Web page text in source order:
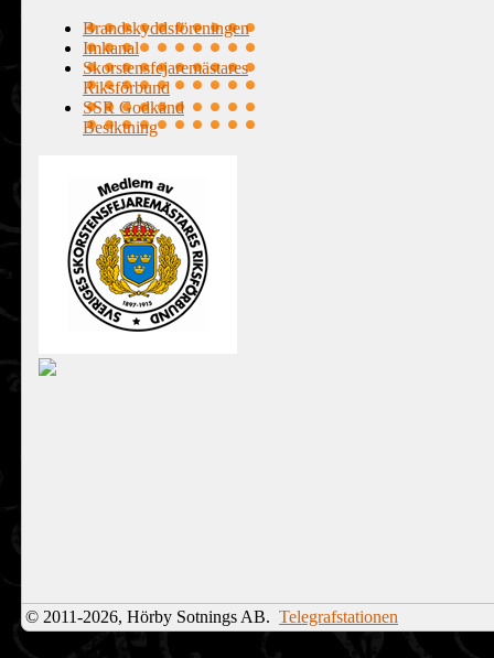
Brandskyddsföreningen
Imkanal
Skorstensfejaremästares
Riksförbund
SSR Godkänd
Besiktning
© 2011-2026, Hörby Sotnings AB. Telegrafstationen